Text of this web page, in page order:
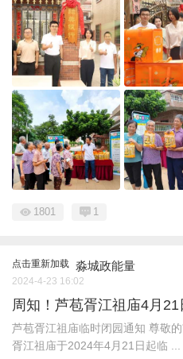
1801 1
点击重新加载 淼城政能量
2024-4-23 16:02
周知！芦苞胥江祖庙4月21
芦苞胥江祖庙临时闭园通知 尊敬
胥江祖庙于2024年4月21日起临 ...